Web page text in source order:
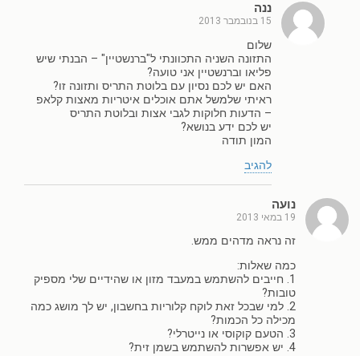
ננה
15 בנובמבר 2013
שלום
התזונה השניה התכוונתי ל"ברנשטיין" – הבנתי שיש
פליאו וברנשטיין אני טועה?
האם יש לכם נסיון עם בלוטת התריס ותזונה זו?
ראיתי שלמשל אתם אוכלים איטריות מאצות קלאפ
– הדעות חלוקות לגבי אצות ובלוטת התריס
יש לכם ידע בנושא?
המון תודה
להגיב
נועה
19 במאי 2013
זה נראה מדהים ממש.
כמה שאלות:
1. חייבים להשתמש במעבד מזון או שהידיים שלי מספיק
טובות?
2. למי שבכל זאת לוקח קלוריות בחשבון, יש לך מושג כמה
מכילה כל הכמות?
3. הטעם קוקוסי או נייטרלי?
4. יש אפשרות להשתמש בשמן זית?